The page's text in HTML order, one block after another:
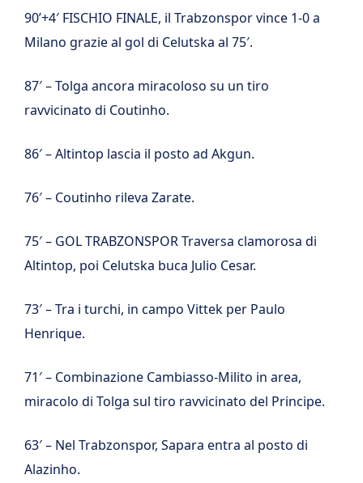
90’+4′ FISCHIO FINALE, il Trabzonspor vince 1-0 a
Milano grazie al gol di Celutska al 75′.
87′ – Tolga ancora miracoloso su un tiro
ravvicinato di Coutinho.
86′ – Altintop lascia il posto ad Akgun.
76′ – Coutinho rileva Zarate.
75′ – GOL TRABZONSPOR Traversa clamorosa di
Altintop, poi Celutska buca Julio Cesar.
73′ – Tra i turchi, in campo Vittek per Paulo
Henrique.
71′ – Combinazione Cambiasso-Milito in area,
miracolo di Tolga sul tiro ravvicinato del Principe.
63′ – Nel Trabzonspor, Sapara entra al posto di
Alazinho.